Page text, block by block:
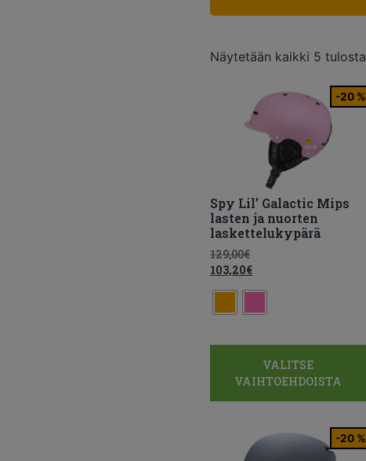
Näytetään kaikki 5 tulosta
-20 %
Spy Lil’ Galactic Mips
lasten ja nuorten
laskettelukypärä
129,00€
103,20€
VALITSE
VAIHTOEHDOISTA
-20 %